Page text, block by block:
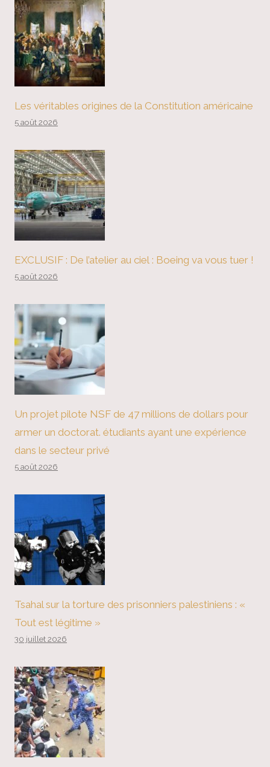
Les véritables origines de la Constitution américaine
5 août 2026
EXCLUSIF : De l’atelier au ciel : Boeing va vous tuer !
5 août 2026
Un projet pilote NSF de 47 millions de dollars pour
armer un doctorat. étudiants ayant une expérience
dans le secteur privé
5 août 2026
Tsahal sur la torture des prisonniers palestiniens : «
Tout est légitime »
30 juillet 2026